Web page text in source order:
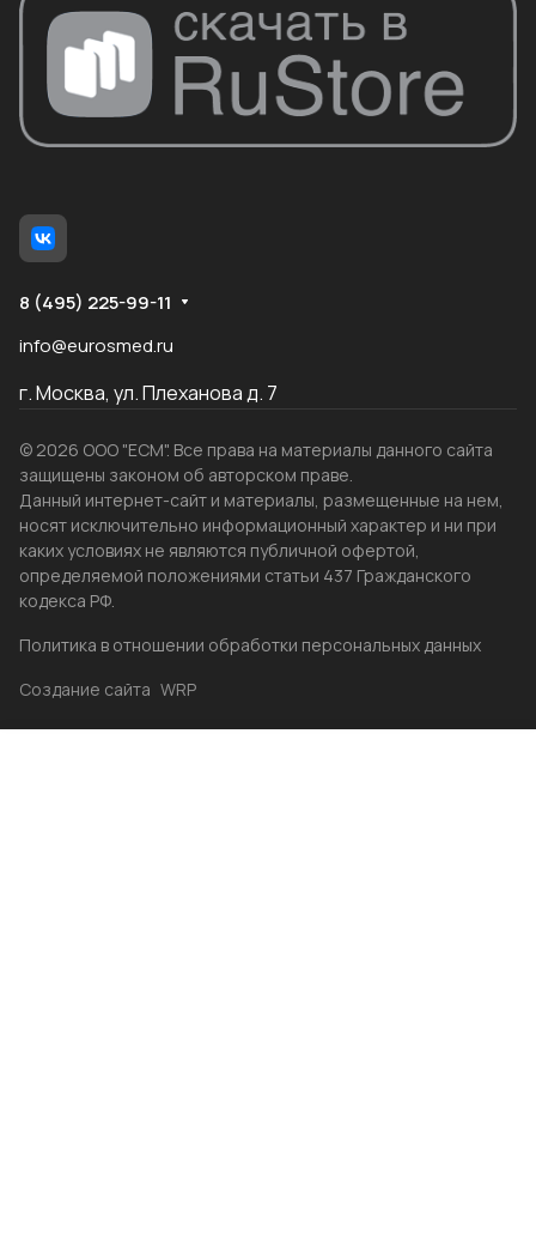
8 (495) 225-99-11
info@eurosmed.ru
г. Москва, ул. Плеханова д. 7
© 2026 ООО "ЕСМ". Все права на материалы данного сайта
защищены законом об авторском праве.
Данный интернет-сайт и материалы, размещенные на нем,
носят исключительно информационный характер и ни при
каких условиях не являются публичной офертой,
определяемой положениями статьи 437 Гражданского
кодекса РФ.
Политика в отношении обработки персональных данных
Создание сайта WRP